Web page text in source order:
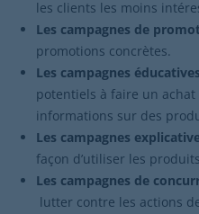
les clients les moins
Les campagnes de
promotions concrètes.
Les campagnes éducatives
potentiels à faire un
informations sur des
Les campagnes
façon d’utiliser les
Les campagnes de
lutter contre les actions